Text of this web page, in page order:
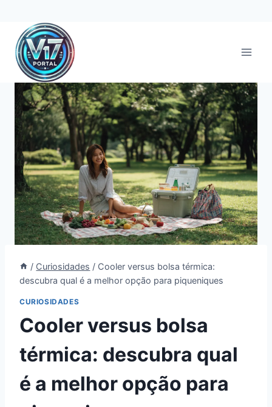
Pular
para
Conteúdo
/ Curiosidades / Cooler versus bolsa térmica:
descubra qual é a melhor opção para piqueniques
CURIOSIDADES
Cooler versus bolsa
térmica: descubra qual
é a melhor opção para